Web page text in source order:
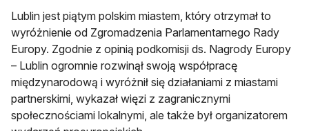
Lublin jest piątym polskim miastem, który otrzymał to
wyróżnienie od Zgromadzenia Parlamentarnego Rady
Europy. Zgodnie z opinią podkomisji ds. Nagrody Europy
– Lublin ogromnie rozwinął swoją współpracę
międzynarodową i wyróżnił się działaniami z miastami
partnerskimi, wykazał więzi z zagranicznymi
społecznościami lokalnymi, ale także był organizatorem